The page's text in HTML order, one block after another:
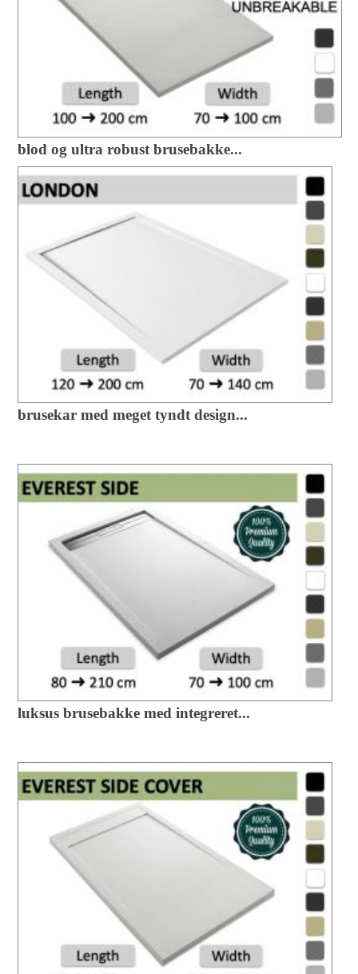
blod og ultra robust brusebakke...
brusekar med meget tyndt design...
luksus brusebakke med integreret...